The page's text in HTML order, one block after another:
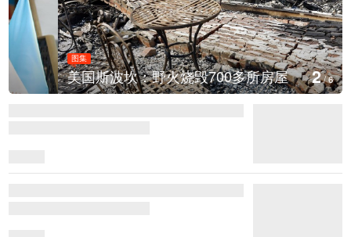
美国斯波坎：野火烧毁700多所房屋 2/6